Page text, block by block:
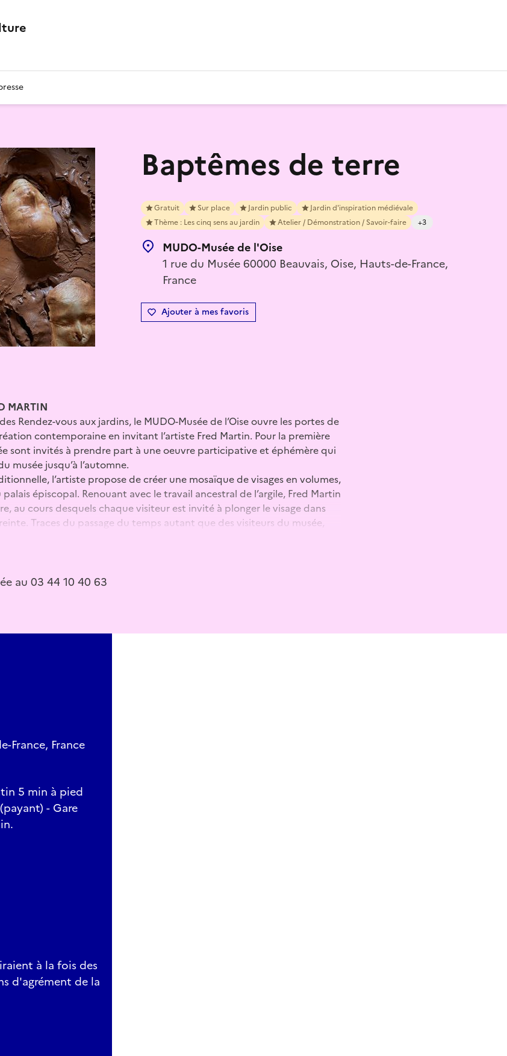
Baptêmes de terre
Gratuit Sur place Jardin public
Jardin d'inspiration médiévale
Thème : Les cinq sens au jardin
Atelier / Démonstration / Savoir-faire +3
MUDO-Musée de l'Oise
1 rue du Musée 60000 Beauvais, Oise, Hauts-de-France,
France
Ajouter à mes favoris
MARTIN
Rendez-vous aux jardins, le MUDO-Musée de l’Oise ouvre les portes de
contemporaine en invitant l’artiste Fred Martin. Pour la première
sont invités à prendre part à une oeuvre participative et éphémère qui
musée jusqu’à l’automne.
l’artiste propose de créer une mosaïque de visages en volumes,
épiscopal. Renouant avec le travail ancestral de l’argile, Fred Martin
au cours desquels chaque visiteur est invité à plonger le visage dans
Traces du passage du temps autant que des visiteurs du musée,
pour réaliser un moulage unique du visage de chaque participant.
au MUDO-Musée de l’Oise !
au 03 44 10 40 63
France, France
5 min à pied
- Gare
à la fois des
d'agrément de la